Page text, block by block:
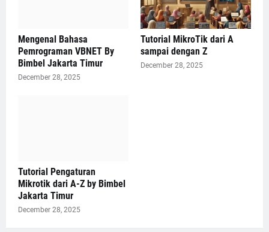
Mengenal Bahasa
Pemrograman VBNET By
Bimbel Jakarta Timur
December 28, 2025
Tutorial MikroTik dari A
sampai dengan Z
December 28, 2025
Tutorial Pengaturan
Mikrotik dari A-Z by Bimbel
Jakarta Timur
December 28, 2025